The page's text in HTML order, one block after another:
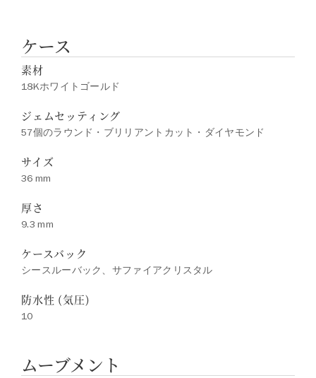
ケース
素材
18Kホワイトゴールド
ジェムセッティング
57個のラウンド・ブリリアントカット・ダイヤモンド
サイズ
36 mm
厚さ
9.3 mm
ケースバック
シースルーバック、サファイアクリスタル
防水性 (気圧)
10
ムーブメント